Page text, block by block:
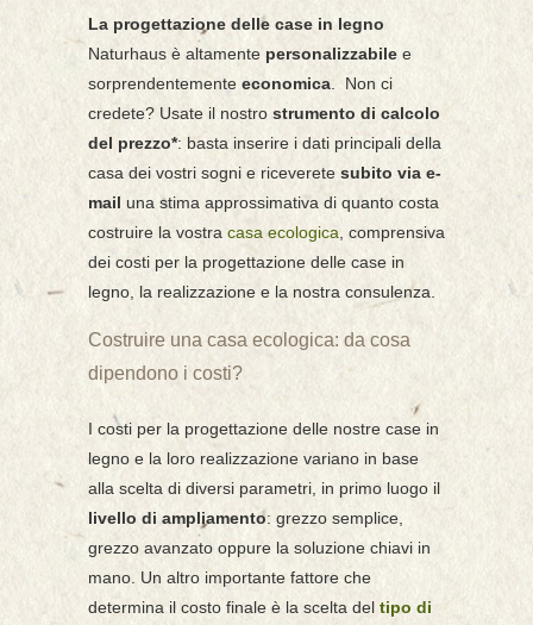
La progettazione delle case in legno
Naturhaus è altamente personalizzabile e
sorprendentemente economica . Non ci
credete? Usate il nostro strumento di calcolo
del prezzo*: basta inserire i dati principali della
casa dei vostri sogni e riceverete subito via e-
mail una stima approssimativa di quanto costa
costruire la vostra casa ecologica , comprensiva
dei costi per la progettazione delle case in
legno, la realizzazione e la nostra consulenza.
Costruire una casa ecologica: da cosa
dipendono i costi?
I costi per la progettazione delle nostre case in
legno e la loro realizzazione variano in base
alla scelta di diversi parametri, in primo luogo il
livello di ampliamento: grezzo semplice,
grezzo avanzato oppure la soluzione chiavi in
mano. Un altro importante fattore che
determina il costo finale è la scelta del tipo di